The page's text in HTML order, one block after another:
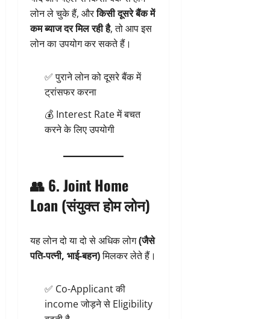
लोन ले चुके हैं, औरकिसी दूसरे बैंक में
कम ब्याज दर मिल रही है, तो आप इस
लोन का उपयोग कर सकते हैं।
✅ पुराने लोन को दूसरे बैंक में
ट्रांसफर करना
💰 Interest Rate में बचत
करने के लिए उपयोगी
👥 6.Joint Home
Loan (संयुक्त होम लोन)
यह लोन दो या दो से अधिक लोग(जैसे
पति-पत्नी, भाई-बहन)मिलकर लेते हैं।
✅ Co-Applicant की
income जोड़ने से Eligibility